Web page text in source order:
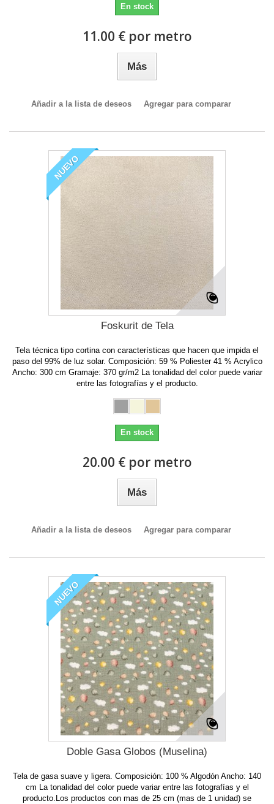
En stock
11.00 € por metro
Más
Añadir a la lista de deseos Agregar para comparar
NUEVO
Foskurit de Tela
Tela técnica tipo cortina con características que hacen que impida el
paso del 99% de luz solar. Composición: 59 % Poliester 41 % Acrylico
Ancho: 300 cm Gramaje: 370 gr/m2 La tonalidad del color puede variar
entre las fotografías y el producto.
En stock
20.00 € por metro
Más
Añadir a la lista de deseos Agregar para comparar
NUEVO
Doble Gasa Globos (Muselina)
Tela de gasa suave y ligera. Composición: 100 % Algodón Ancho: 140
cm La tonalidad del color puede variar entre las fotografías y el
producto.Los productos con mas de 25 cm (mas de 1 unidad) se